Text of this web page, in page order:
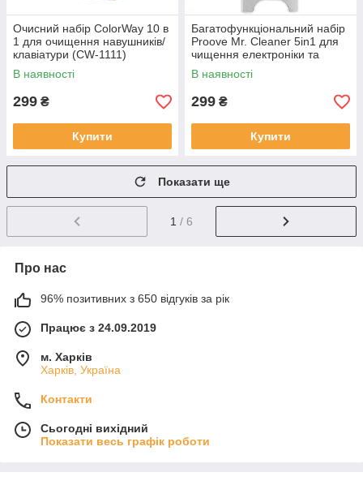
Очисний набір ColorWay 10 в
1 для очищення навушників/
клавіатури (CW-1111)
В наявності
299 ₴
Купити
Багатофункціональний набір
Proove Mr. Cleaner 5in1 для
чищення електроніки та
ґаджетів White
(MCS00000502)
В наявності
299 ₴
Купити
Показати ще
1 / 6
Про нас
96% позитивних з 650 відгуків за рік
Працює з 24.09.2019
м. Харків
Харків, Україна
Контакти
Сьогодні вихідний
Показати весь графік роботи